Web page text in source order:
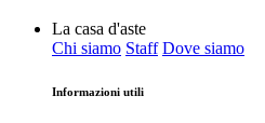
La casa d'aste
Chi siamo Staff Dove siamo
Informazioni utili